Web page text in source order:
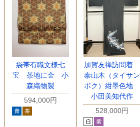
袋帯有職文様七
宝 茶地に金 小
森織物製
594,000円
加賀友禅訪問着
泰山木（タイサン
ボク）紺墨色地
小田美知代作
528,000円